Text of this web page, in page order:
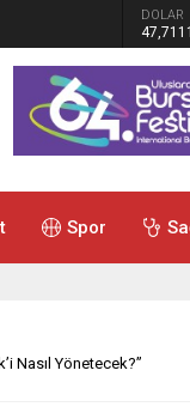
DOLAR
47,7111
Spor
Nasıl Yönetecek?”